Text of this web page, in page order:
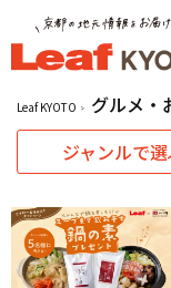
Leaf KYOTO
グルメ・
ジャンルで